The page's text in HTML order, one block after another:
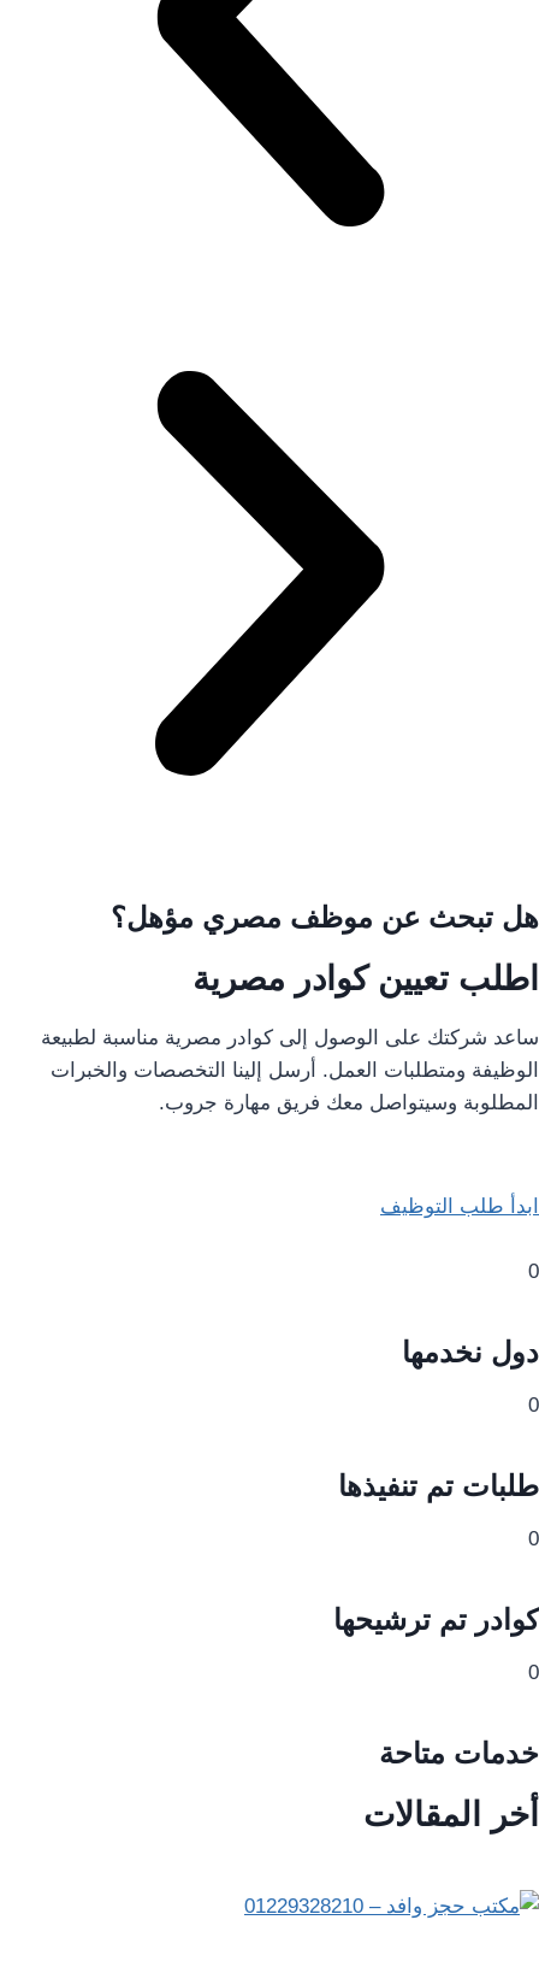
هل تبحث عن موظف مصري مؤهل؟
اطلب تعيين كوادر مصرية
ساعد شركتك على الوصول إلى كوادر مصرية مناسبة لطبيعة
الوظيفة ومتطلبات العمل. أرسل إلينا التخصصات والخبرات
المطلوبة وسيتواصل معك فريق مهارة جروب.
ابدأ طلب التوظيف
0
دول نخدمها
0
طلبات تم تنفيذها
0
كوادر تم ترشيحها
0
خدمات متاحة
أخر المقالات